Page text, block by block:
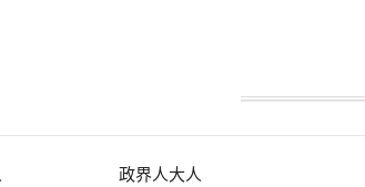
政界人大人